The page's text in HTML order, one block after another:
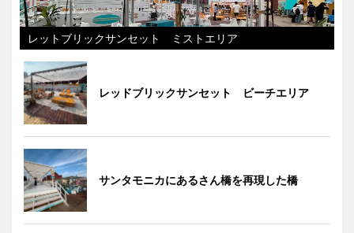
レットブリックサンセット ミストエリア
レッドブリックサンセット ビーチエリア
サンタモニカにあるさん橋を再現した橋